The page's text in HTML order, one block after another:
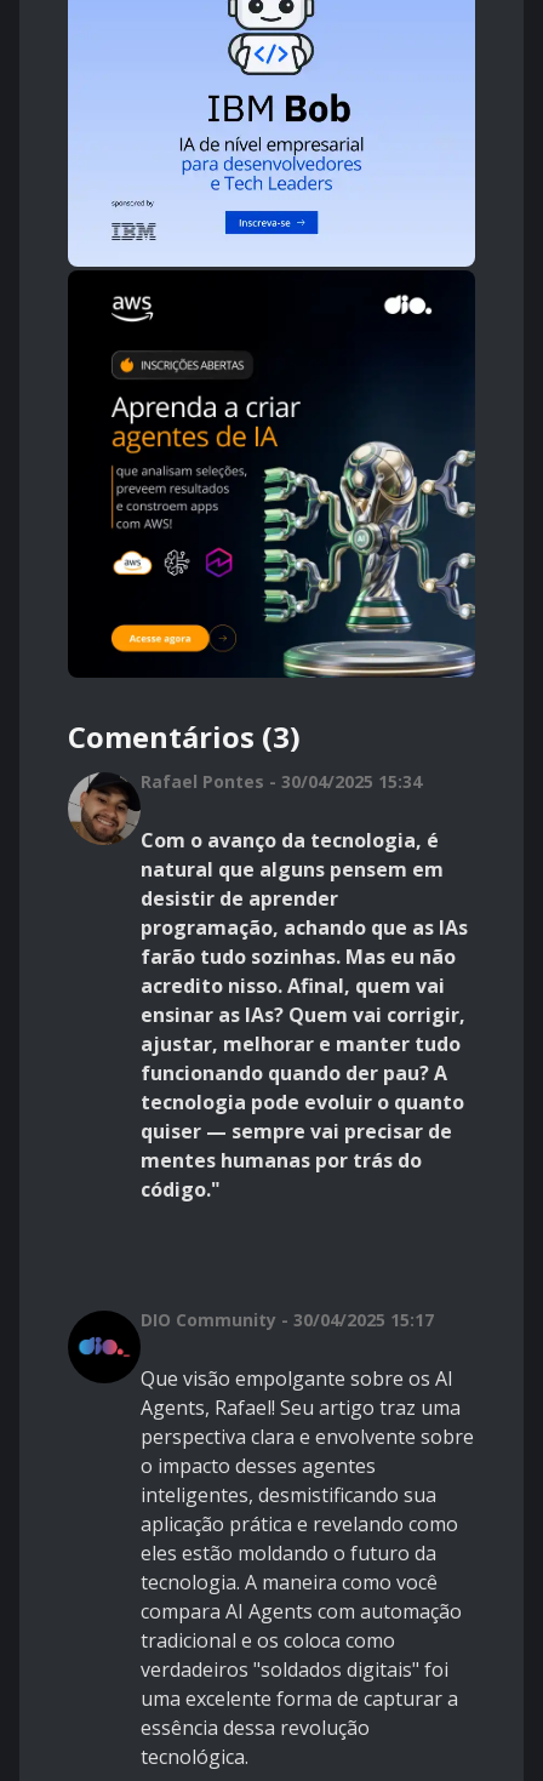
Comentários (3)
Rafael Pontes - 30/04/2025 15:34
Com o avanço da tecnologia, é
natural que alguns pensem em
desistir de aprender
programação, achando que as IAs
farão tudo sozinhas. Mas eu não
acredito nisso. Afinal, quem vai
ensinar as IAs? Quem vai corrigir,
ajustar, melhorar e manter tudo
funcionando quando der pau? A
tecnologia pode evoluir o quanto
quiser — sempre vai precisar de
mentes humanas por trás do
código."
DIO Community - 30/04/2025 15:17
Que visão empolgante sobre os AI
Agents, Rafael! Seu artigo traz uma
perspectiva clara e envolvente sobre
o impacto desses agentes
inteligentes, desmistificando sua
aplicação prática e revelando como
eles estão moldando o futuro da
tecnologia. A maneira como você
compara AI Agents com automação
tradicional e os coloca como
verdadeiros "soldados digitais" foi
uma excelente forma de capturar a
essência dessa revolução
tecnológica.